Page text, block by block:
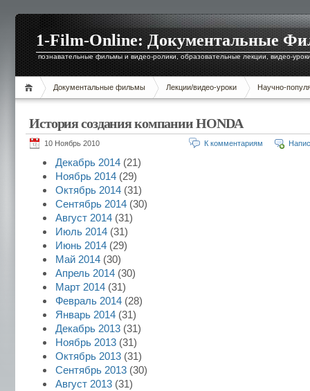
1-Film-Online: Документальные
познавательные фильмы и видео-ролики, образовательные лекции, видео-
Документальные фильмы Лекции/видео-уроки Научно-
История создания компании HONDA
10 Ноябрь 2010 К комментариям
Декабрь 2014 (21)
Ноябрь 2014 (29)
Октябрь 2014 (31)
Сентябрь 2014 (30)
Август 2014 (31)
Июль 2014 (31)
Июнь 2014 (29)
Май 2014 (30)
Апрель 2014 (30)
Март 2014 (31)
Февраль 2014 (28)
Январь 2014 (31)
Декабрь 2013 (31)
Ноябрь 2013 (31)
Октябрь 2013 (31)
Сентябрь 2013 (30)
Август 2013 (31)